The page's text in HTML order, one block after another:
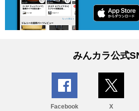
みんカラ公式
Facebook X